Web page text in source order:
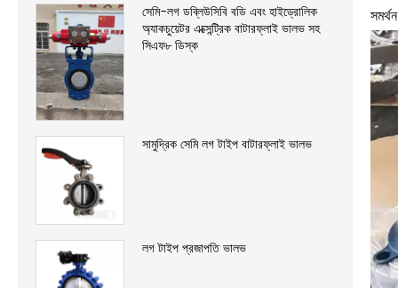
সেমি-লগ ডব্লিউসিবি বডি এবং হাইড্রোলিক
অ্যাকচুয়েটর এক্সেন্ট্রিক বাটারফ্লাই ভালভ সহ
সিএফ৮ ডিস্ক
সামুদ্রিক সেমি লগ টাইপ বাটারফ্লাই ভালভ
লগ টাইপ প্রজাপতি ভালভ